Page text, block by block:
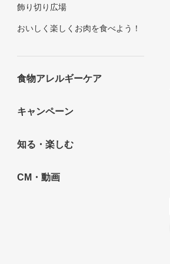
飾り切り広場
おいしく楽しくお肉を食べよう！
食物アレルギーケア
キャンペーン
知る・楽しむ
CM・動画